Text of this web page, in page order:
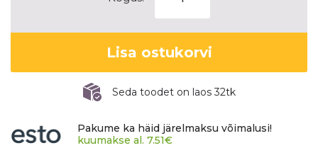
BLAZER
ARCTIC
kogus
Lisa ostukorvi
Seda toodet on laos 32tk
Pakume ka häid järelmaksu võimalusi!
kuumakse al. 7.51€